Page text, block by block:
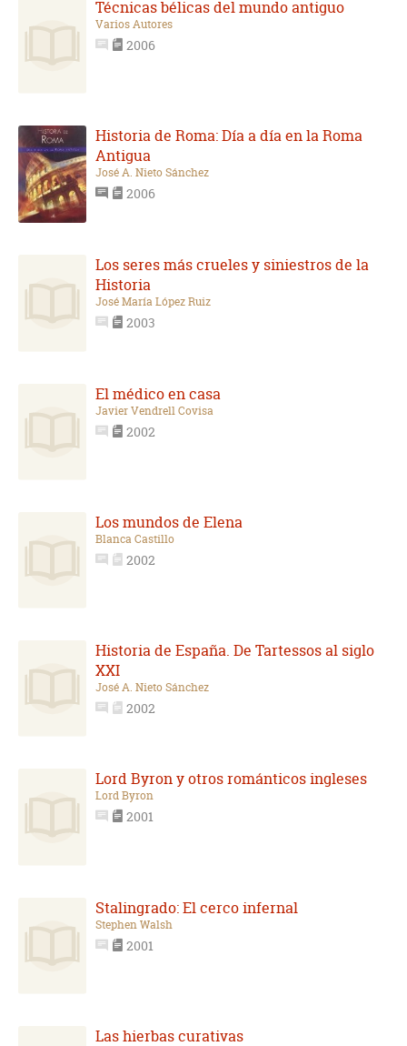
Técnicas bélicas del mundo antiguo
Varios Autores
2006
Historia de Roma: Día a día en la Roma
Antigua
José A. Nieto Sánchez
2006
Los seres más crueles y siniestros de la
Historia
José María López Ruiz
2003
El médico en casa
Javier Vendrell Covisa
2002
Los mundos de Elena
Blanca Castillo
2002
Historia de España. De Tartessos al siglo
XXI
José A. Nieto Sánchez
2002
Lord Byron y otros románticos ingleses
Lord Byron
2001
Stalingrado: El cerco infernal
Stephen Walsh
2001
Las hierbas curativas